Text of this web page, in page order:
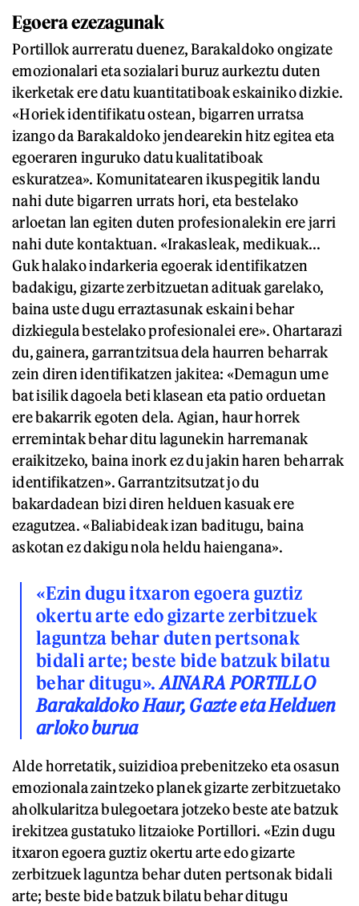
Egoera ezezagunak
Portillok aurreratu duenez, Barakaldoko ongizate
emozionalari eta sozialari buruz aurkeztu duten
ikerketak ere datu kuantitatiboak eskainiko dizkie.
«Horiek identifikatu ostean, bigarren urratsa
izango da Barakaldoko jendearekin hitz egitea eta
egoeraren inguruko datu kualitatiboak
eskuratzea». Komunitatearen ikuspegitik landu
nahi dute bigarren urrats hori, eta bestelako
arloetan lan egiten duten profesionalekin ere jarri
nahi dute kontaktuan. «Irakasleak, medikuak...
Guk halako indarkeria egoerak identifikatzen
badakigu, gizarte zerbitzuetan adituak garelako,
baina uste dugu erraztasunak eskaini behar
dizkiegula bestelako profesionalei ere». Ohartarazi
du, gainera, garrantzitsua dela haurren beharrak
zein diren identifikatzen jakitea: «Demagun ume
bat isilik dagoela beti klasean eta patio orduetan
ere bakarrik egoten dela. Agian, haur horrek
erremintak behar ditu lagunekin harremanak
eraikitzeko, baina inork ez du jakin haren beharrak
identifikatzen». Garrantzitsutzat jo du
bakardadean bizi diren helduen kasuak ere
ezagutzea. «Baliabideak izan baditugu, baina
askotan ez dakigu nola heldu haiengana».
«Ezin dugu itxaron egoera guztiz
okertu arte edo gizarte zerbitzuek
laguntza behar duten pertsonak
bidali arte; beste bide batzuk bilatu
behar ditugu».AINARA PORTILLO
Barakaldoko Haur, Gazte eta Helduen
arloko burua
Alde horretatik, suizidioa prebenitzeko eta osasun
emozionala zaintzeko planek gizarte zerbitzuetako
aholkularitza bulegoetara jotzeko beste ate batzuk
irekitzea gustatuko litzaioke Portillori. «Ezin dugu
itxaron egoera guztiz okertu arte edo gizarte
zerbitzuek laguntza behar duten pertsonak bidali
arte; beste bide batzuk bilatu behar ditugu